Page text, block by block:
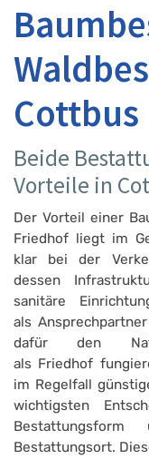
Cottbus
Beide
Vorteile in
Der Vorteil einer
Friedhof liegt im
klar bei der
dessen
sanitäre
als
dafür den
als Friedhof
im Regelfall
wichtigsten
Bestattungsort.